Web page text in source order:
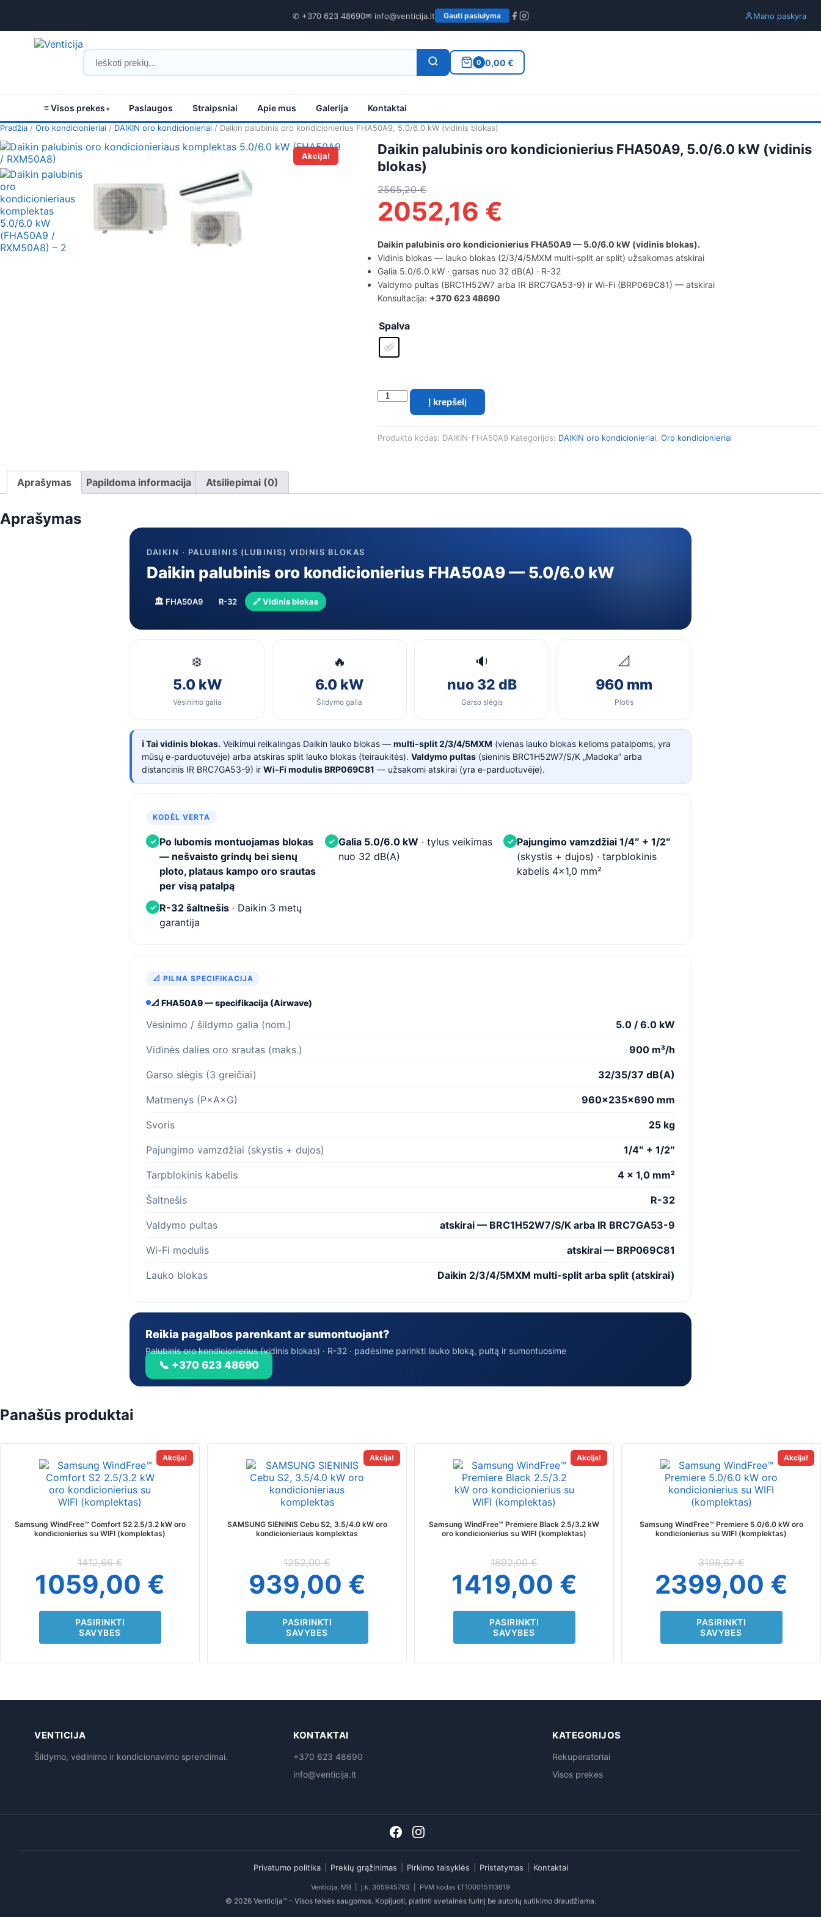
✆ +370 623 48690✉ info@venticija.lt Gauti pasiulyma Mano paskyra
0 0,00 €
≡ Visos prekes Paslaugos Straipsniai Apie mus Galerija Kontaktai
Pradžia / Oro kondicionieriai / DAIKIN oro kondicionieriai / Daikin palubinis oro kondicionierius FHA50A9, 5.0/6.0 kW (vidinis blokas)
Akcija!
Daikin palubinis oro kondicionierius FHA50A9, 5.0/6.0 kW (vidinis
blokas)
2565,20€
2052,16 €
Daikin palubinis oro kondicionierius FHA50A9 — 5.0/6.0 kW (vidinis blokas).
Vidinis blokas — lauko blokas (2/3/4/5MXM multi-split ar split) užsakomas atskirai
Galia 5.0/6.0 kW · garsas nuo 32 dB(A) · R-32
Valdymo pultas (BRC1H52W7 arba IR BRC7GA53-9) ir Wi-Fi (BRP069C81) — atskirai
Konsultacija: +370 623 48690
Spalva
produkto
oro
kW
Į krepšelį
Produkto kodas: DAIKIN-FHA50A9 Kategorijos: DAIKIN oro kondicionieriai ,Oro kondicionieriai
Aprašymas Papildoma informacija Atsiliepimai (0)
Aprašymas
DAIKIN · PALUBINIS (LUBINIS) VIDINIS BLOKAS
Daikin palubinis oro kondicionierius FHA50A9 — 5.0/6.0 kW
🏛️ FHA50A9 R-32 🔗 Vidinis blokas
❄️
5.0 kW
Vėsinimo galia
🔥
6.0 kW
Šildymo galia
🔉
nuo 32 dB
Garso slėgis
📐
960 mm
Plotis
ℹ️ Tai vidinis blokas. Veikimui reikalingas Daikin lauko blokas — multi-split 2/3/4/5MXM (vienas lauko blokas kelioms patalpoms, yra
mūsų e-parduotuvėje) arba atskiras split lauko blokas (teiraukitės). Valdymo pultas (sieninis BRC1H52W7/S/K „Madoka” arba
distancinis IR BRC7GA53-9) ir Wi-Fi modulis BRP069C81 — užsakomi atskirai (yra e-parduotuvėje).
KODĖL VERTA
✓ Po lubomis montuojamas blokas
— nešvaisto grindų bei sienų
ploto, plataus kampo oro srautas
per visą patalpą
✓ Galia 5.0/6.0 kW· tylus veikimas
nuo 32 dB(A)
✓ Pajungimo vamzdžiai 1/4″ + 1/2″
(skystis + dujos) · tarpblokinis
kabelis 4×1,0 mm²
✓ R-32 šaltnešis · Daikin 3 metų
garantija
📐 PILNA SPECIFIKACIJA
📐 FHA50A9 — specifikacija (Airwave)
Vėsinimo / šildymo galia (nom.) 5.0 / 6.0 kW
Vidinės dalies oro srautas (maks.) 900 m³/h
Garso slėgis (3 greičiai) 32/35/37 dB(A)
Matmenys (P×A×G) 960×235×690 mm
Svoris 25 kg
Pajungimo vamzdžiai (skystis + dujos) 1/4″ + 1/2″
Tarpblokinis kabelis 4 × 1,0 mm²
Šaltnešis R-32
Valdymo pultas atskirai — BRC1H52W7/S/K arba IR BRC7GA53-9
Wi-Fi modulis atskirai — BRP069C81
Lauko blokas Daikin 2/3/4/5MXM multi-split arba split (atskirai)
Reikia pagalbos parenkant ar sumontuojant?
Palubinis oro kondicionierius (vidinis blokas) · R-32 · padėsime parinkti lauko bloką, pultą ir sumontuosime
📞 +370 623 48690
Panašūs produktai
Akcija!
Samsung WindFree™ Comfort S2 2.5/3.2 kW oro
kondicionierius su WIFI (komplektas)
1412,66€
1059,00 €
PASIRINKTI
SAVYBES
product
has
multiple
variants.
The
options
be
chosen
on
the
page
Akcija!
SAMSUNG SIENINIS Cebu S2, 3.5/4.0 kW oro
kondicionieriaus komplektas
1252,00€
939,00 €
PASIRINKTI
SAVYBES
product
has
multiple
variants.
The
options
be
chosen
on
the
page
Akcija!
Samsung WindFree™ Premiere Black 2.5/3.2 kW
oro kondicionierius su WIFI (komplektas)
1892,00€
1419,00 €
PASIRINKTI
SAVYBES
product
has
multiple
variants.
The
options
be
chosen
on
the
page
Akcija!
Samsung WindFree™ Premiere 5.0/6.0 kW oro
kondicionierius su WIFI (komplektas)
3198,67€
2399,00 €
PASIRINKTI
SAVYBES
product
has
multiple
variants.
The
options
be
chosen
on
the
page
VENTICIJA
Šildymo, vėdinimo ir kondicionavimo sprendimai.
KONTAKTAI
+370 623 48690
info@venticija.lt
KATEGORIJOS
Rekuperatoriai
Visos prekes
Privatumo politika Prekių grąžinimas Pirkimo taisyklės Pristatymas Kontaktai
Venticija, MB | Į.k. 305945763 | PVM kodas LT100015113619
© 2026 Venticija™ - Visos teisės saugomos. Kopijuoti, platinti svetainės turinį be autorių sutikimo draudžiama.